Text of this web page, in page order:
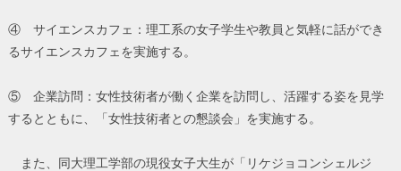
④ サイエンスカフェ：理工系の女子学生や教員と気軽に話ができ
るサイエンスカフェを実施する。
⑤ 企業訪問：女性技術者が働く企業を訪問し、活躍する姿を見学
するとともに、「女性技術者との懇談会」を実施する。
また、同大理工学部の現役女子大生が「リケジョコンシェルジ